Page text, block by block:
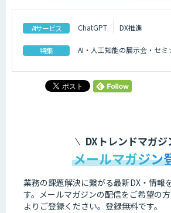
AIサービス ChatGPT DX推進
特集 AI・人工知能の展示会・セミ
DXトレンドマガジ
メールマガジン
業務の課題解決に繋がる最新DX・情報
す。 メールマガジンの配信をご希望の
よりご登録ください。登録無料です。